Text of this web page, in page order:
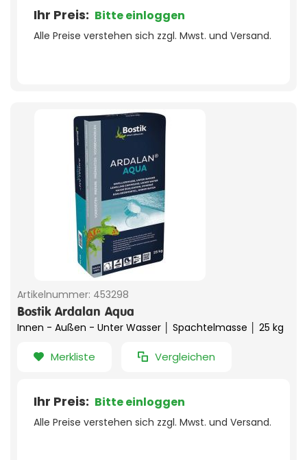
Ihr Preis: Bitte einloggen
Alle Preise verstehen sich zzgl. Mwst. und Versand.
Artikelnummer: 453298
Bostik Ardalan Aqua
Innen - Außen - Unter Wasser │ Spachtelmasse │ 25 kg
Merkliste Vergleichen
Ihr Preis: Bitte einloggen
Alle Preise verstehen sich zzgl. Mwst. und Versand.